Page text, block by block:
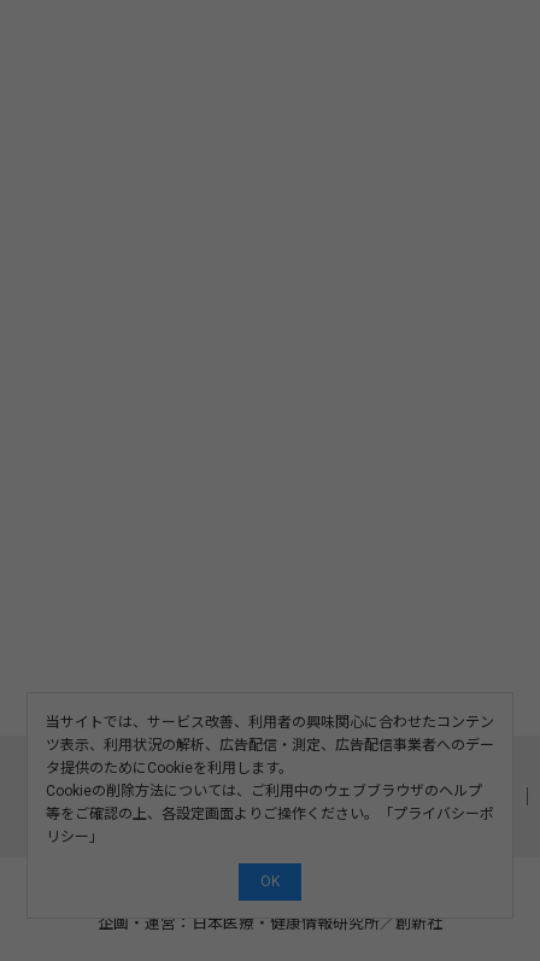
このサイトについて 利用規約
記事の二次利用について
プライバシーポリシー
お問い合わせ
運営会社
©2008-2026 SOSHINSHA All Rights Reserved.
企画・運営：日本医療・健康情報研究所／ 創新社
当サイトでは、サービス改善、利用者の興味関心に合わせたコンテン
ツ表示、利用状況の解析、広告配信・測定、広告配信事業者へのデー
タ提供のためにCookieを利用します。
Cookieの削除方法については、ご利用中のウェブブラウザのヘルプ
等をご確認の上、各設定画面よりご操作ください。「プライバシーポ
リシー 」
OK